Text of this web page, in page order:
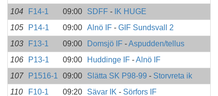
104
F14-1 09:00 SDFF - IK HUGE
105
P14-1 09:00 Alnö IF - GIF Sundsvall 2
103
F13-1 09:00 Domsjö IF -Aspudden/tellus
106
P13-1 09:00 Huddinge IF -Alnö IF
107
P1516-1 09:00 Slätta SK P98-99 - Storvreta ik
110
F10-1 09:20 Sävar IK - Sörfors IF